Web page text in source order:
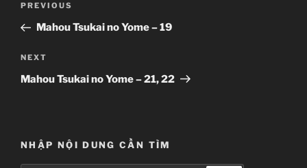
Previous
Post
PREVIOUS
Mahou Tsukai no Yome – 19
Next
Post
NEXT
Mahou Tsukai no Yome – 21, 22
NHẬP NỘI DUNG CẦN TÌM